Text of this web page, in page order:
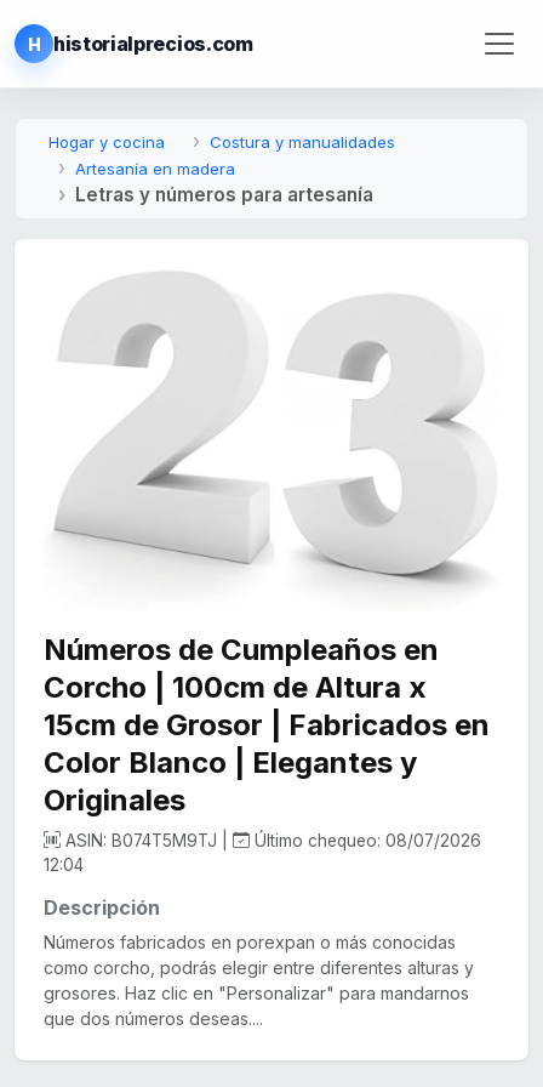
H historialprecios.com
Hogar y cocina
Costura y manualidades
Artesanía en madera
Letras y números para artesanía
Números de Cumpleaños en
Corcho | 100cm de Altura x
15cm de Grosor | Fabricados en
Color Blanco | Elegantes y
Originales
ASIN: B074T5M9TJ |
Último chequeo: 08/07/2026
12:04
Descripción
Números fabricados en porexpan o más conocidas
como corcho, podrás elegir entre diferentes alturas y
grosores. Haz clic en "Personalizar" para mandarnos
que dos números deseas....